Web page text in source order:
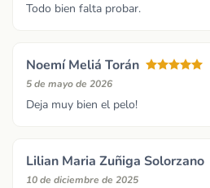
Todo bien falta probar.
Noemí Meliá Torán
5 de mayo de 2026
Deja muy bien el pelo!
Lilian Maria Zuñiga Solorzano
10 de diciembre de 2025